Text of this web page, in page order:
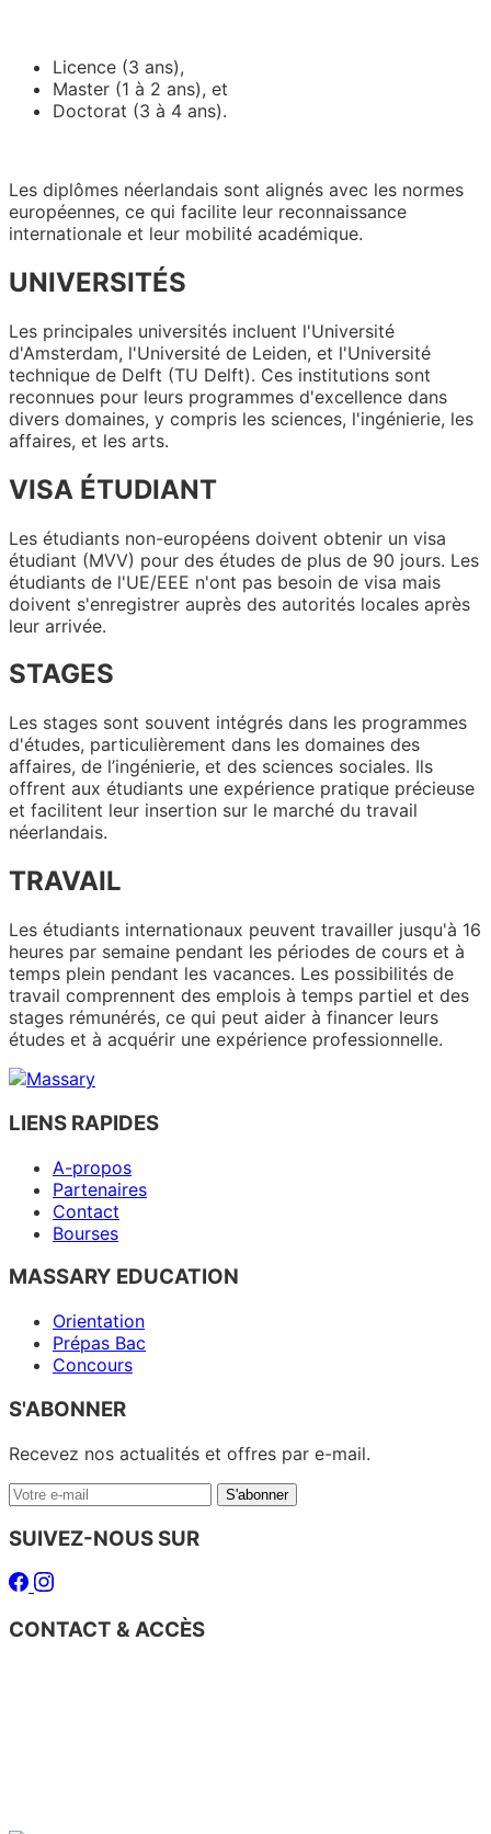
Licence (3 ans),
Master (1 à 2 ans), et
Doctorat (3 à 4 ans).
Les diplômes néerlandais sont alignés avec les normes
européennes, ce qui facilite leur reconnaissance
internationale et leur mobilité académique.
UNIVERSITÉS
Les principales universités incluent l'Université
d'Amsterdam, l'Université de Leiden, et l'Université
technique de Delft (TU Delft). Ces institutions sont
reconnues pour leurs programmes d'excellence dans
divers domaines, y compris les sciences, l'ingénierie, les
affaires, et les arts.
VISA ÉTUDIANT
Les étudiants non-européens doivent obtenir un visa
étudiant (MVV) pour des études de plus de 90 jours. Les
étudiants de l'UE/EEE n'ont pas besoin de visa mais
doivent s'enregistrer auprès des autorités locales après
leur arrivée.
STAGES
Les stages sont souvent intégrés dans les programmes
d'études, particulièrement dans les domaines des
affaires, de l’ingénierie, et des sciences sociales. Ils
offrent aux étudiants une expérience pratique précieuse
et facilitent leur insertion sur le marché du travail
néerlandais.
TRAVAIL
Les étudiants internationaux peuvent travailler jusqu'à 16
heures par semaine pendant les périodes de cours et à
temps plein pendant les vacances. Les possibilités de
travail comprennent des emplois à temps partiel et des
stages rémunérés, ce qui peut aider à financer leurs
études et à acquérir une expérience professionnelle.
LIENS RAPIDES
A-propos
Partenaires
Contact
Bourses
MASSARY EDUCATION
Orientation
Prépas Bac
Concours
S'ABONNER
Recevez nos actualités et offres par e-mail.
Votre
e-
mail
S'abonner
SUIVEZ-NOUS SUR
Facebook
Instagram
CONTACT & ACCÈS